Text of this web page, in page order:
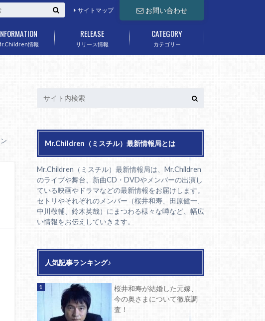
お問い合わせ
サイトマップ
情報 リリース情報
RELEASE
カテゴリー
CATEGORY
Mr.Children（ミスチル）最新情報局とは
Mr.Children（ミスチル）最新情報局は、Mr.Children
のライブや舞台、新曲CD・DVDやメンバーの出演し
ている映画やドラマなどの最新情報をお届けします。
セトリやそれぞれのメンバー（桜井和寿、田原健一、
中川敬輔、鈴木英哉）にまつわる様々な噂など、幅広
い情報をお伝えしていきます。
人気記事ランキング♪
桜井和寿が結婚した元嫁、
今の奥さまについて徹底調
査！